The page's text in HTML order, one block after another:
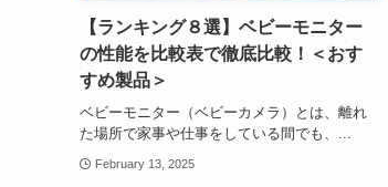
【ランキング８選】ベビーモニター
の性能を比較表で徹底比較！＜おす
すめ製品＞
ベビーモニター（ベビーカメラ）とは、離れ
た場所で家事や仕事をしている間でも、...
February 13, 2025